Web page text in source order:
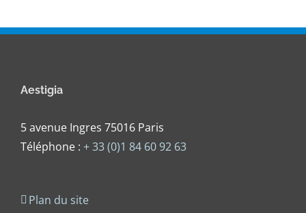
Aestigia
5 avenue Ingres 75016 Paris
Téléphone : + 33 (0)1 84 60 92 63
Plan du site